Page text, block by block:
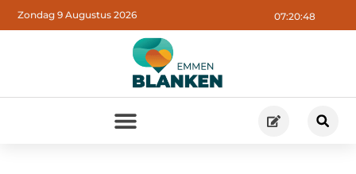
07:20:50
Zondag 9 Augustus 2026